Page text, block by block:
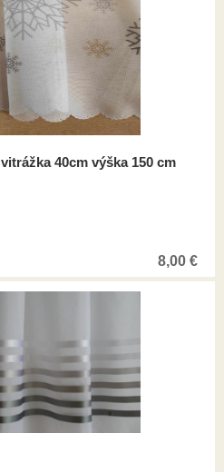
40cm výška 150 cm
8,00 €